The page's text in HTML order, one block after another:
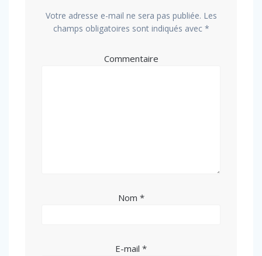
Votre adresse e-mail ne sera pas publiée. Les
champs obligatoires sont indiqués avec *
Commentaire
Nom *
E-mail *